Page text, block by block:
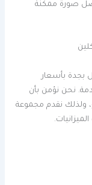
صورة ممكنة
بجدة بأسعار
نحن نؤمن بأن
ولذلك نقدم مجموعة